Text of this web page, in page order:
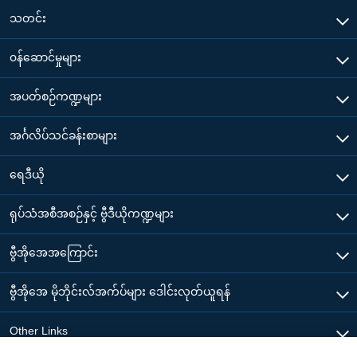
သတင်း
၀န်ဆောင်မှုများ
အပတ်စဉ်ကဏ္ဍများ
အင်္ဂလိပ်သင်ခန်းစာများ
ရေဒီယို
ရုပ်သံအစီအစဉ်နှင့် ဗွီဒီယိုကဏ္ဍများ
ဗွီအိုအေအကြောင်း
ဗွီအိုအေ မိုဘိုင်းလ်အက်ပ်များ ဒေါင်းလုတ်ယူရန်
Other Links